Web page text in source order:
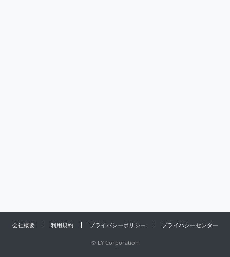
会社概要 利用規約 プライバシーポリシー プライバシーセンター
© LY Corporation